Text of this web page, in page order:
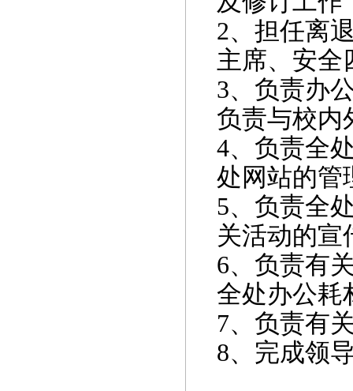
2、担任离
主席、安全
3、负责办
负责与校内
4、负责全
处网站的管
5、负责全
关活动的宣
6、负责有
全处办公耗
7、负责有
8、完成领